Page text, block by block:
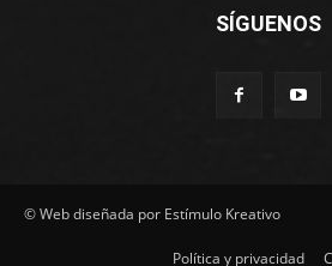
SÍGUENOS
© Web diseñada por Estímulo Kreativo
Política y privacidad